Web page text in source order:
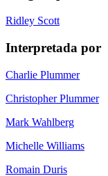
Ridley Scott
Interpretada por
Charlie Plummer
Christopher Plummer
Mark Wahlberg
Michelle Williams
Romain Duris